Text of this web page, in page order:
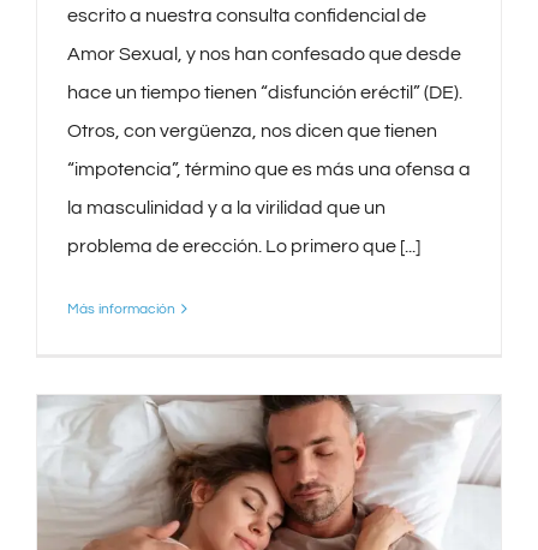
escrito a nuestra consulta confidencial de
Amor Sexual, y nos han confesado que desde
hace un tiempo tienen “disfunción eréctil” (DE).
Otros, con vergüenza, nos dicen que tienen
“impotencia”, término que es más una ofensa a
la masculinidad y a la virilidad que un
problema de erección. Lo primero que [...]
Más información